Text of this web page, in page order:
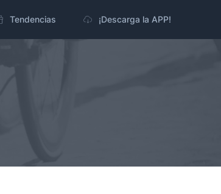
Tendencias ¡Descarga la APP!